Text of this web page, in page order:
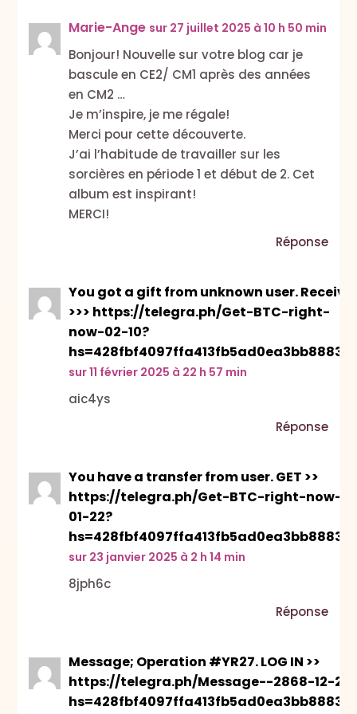
Marie-Ange sur 27 juillet 2025 à 10 h 50 min
Bonjour! Nouvelle sur votre blog car je
bascule en CE2/ CM1 après des années
en CM2 …
Je m’inspire, je me régale!
Merci pour cette découverte.
J’ai l’habitude de travailler sur les
sorcières en période 1 et début de 2. Cet
album est inspirant!
MERCI!
Réponse
You got a gift from unknown user. Receive
>>> https://telegra.ph/Get-BTC-right-
now-02-10?
sur 11 février 2025 à 22 h 57 min
aic4ys
Réponse
You have a transfer from user. GET >>
https://telegra.ph/Get-BTC-right-now-
01-22?
sur 23 janvier 2025 à 2 h 14 min
8jph6c
Réponse
Message; Operation #YR27. LOG IN >>
https://telegra.ph/Message--2868-12-25?